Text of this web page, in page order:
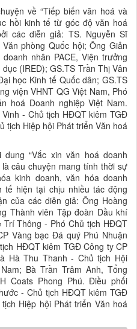
về “Tiếp biến văn hoá và
hồi kinh tế từ góc độ văn hoá
các diễn giả: TS. Nguyễn Sĩ
phòng Quốc hội; Ông Giản
nhân PACE, Viện trưởng
(IRED); GS.TS Trần Thị Vân
học Kinh tế Quốc dân; GS.TS
viện VHNT QG Việt Nam, Phó
hoá Doanh nghiệp Việt Nam.
- Chủ tịch HĐQT kiêm TGĐ
tịch Hiệp hội Phát triển Văn hoá
“Vắc xin văn hoá doanh
câu chuyện mang tính thời sự
kinh doanh, văn hóa doanh
tế hiện tại chịu nhiều tác động
của các diễn giả: Ông Hoàng
Thành viên Tập đoàn Dầu khí
Trí Thông - Phó Chủ tịch HĐQT
Vàng bạc Đá quý Phú Nhuận
HĐQT kiêm TGĐ Công ty CP
Hà Thu Thanh - Chủ tịch Hội
Bà Trần Trâm Anh, Tổng
Coats Phong Phú. Điều phối
- Chủ tịch HĐQT kiêm TGĐ
Hiệp hội Phát triển Văn hoá